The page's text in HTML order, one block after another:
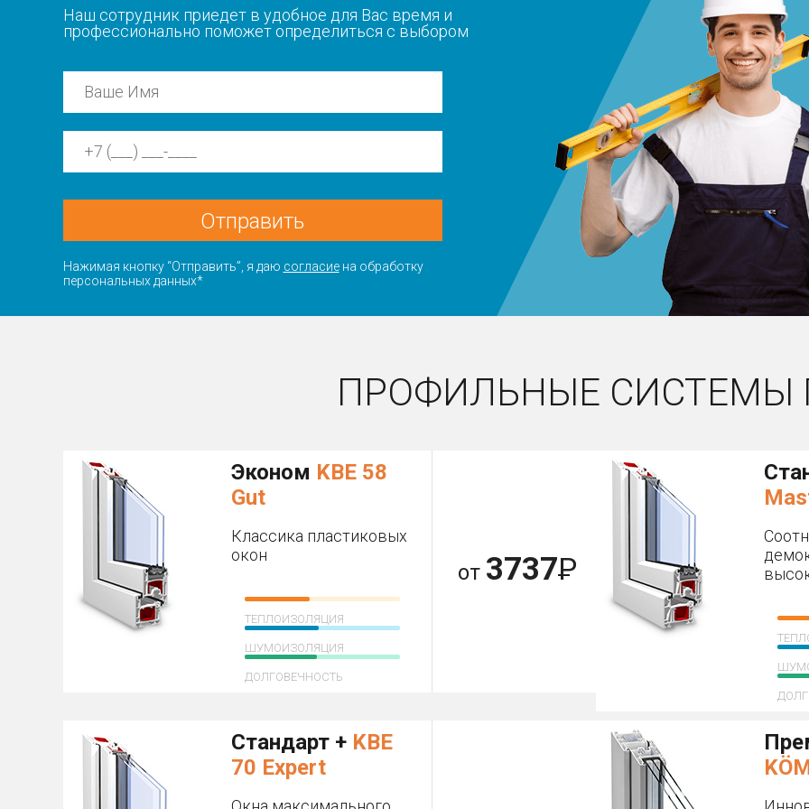
Наш сотрудник приедет в удобное для Вас время и
профессионально поможет определиться с выбором
Отправить
Нажимая кнопку “Отправить”, я даю согласиена обработку
персональных данных*
ПРОФИЛЬНЫЕ СИСТЕМЫ
Эконом KBE 58
Gut
Классика пластиковых
окон
ТЕПЛОИЗОЛЯЦИЯ
ШУМОИЗОЛЯЦИЯ
ДОЛГОВЕЧНОСТЬ
от 3737Р
Стандарт + KBE
70 Expert